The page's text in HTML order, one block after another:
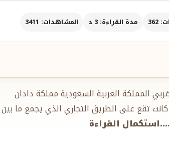
مدة القراءة: 3 د المشاهدات: 3411
المملكة العربية السعودية مملكة دادان
تقع على الطريق التجاري الذي يجمع ما بين
القراءة